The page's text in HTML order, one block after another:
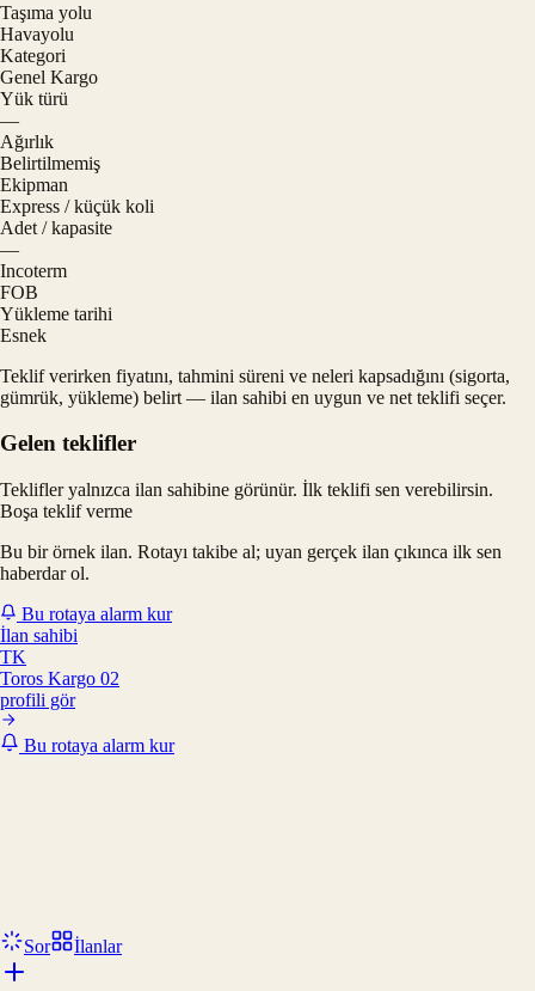
Taşıma yolu
Havayolu
Kategori
Genel Kargo
Yük türü
—
Ağırlık
Belirtilmemiş
Ekipman
Express / küçük koli
Adet / kapasite
—
Incoterm
FOB
Yükleme tarihi
Esnek
Teklif verirken fiyatını, tahmini süreni ve neleri kapsadığını (sigorta,
gümrük, yükleme) belirt — ilan sahibi en uygun ve net teklifi seçer.
Gelen teklifler
Teklifler yalnızca ilan sahibine görünür. İlk teklifi sen verebilirsin.
Boşa teklif verme
Bu bir örnek ilan. Rotayı takibe al; uyan gerçek ilan çıkınca ilk sen
haberdar ol.
Bu rotaya alarm kur
İlan sahibi
TK
Toros Kargo 02
profili gör
Bu rotaya alarm kur
Sor İlanlar